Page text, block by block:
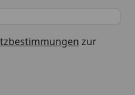
zur